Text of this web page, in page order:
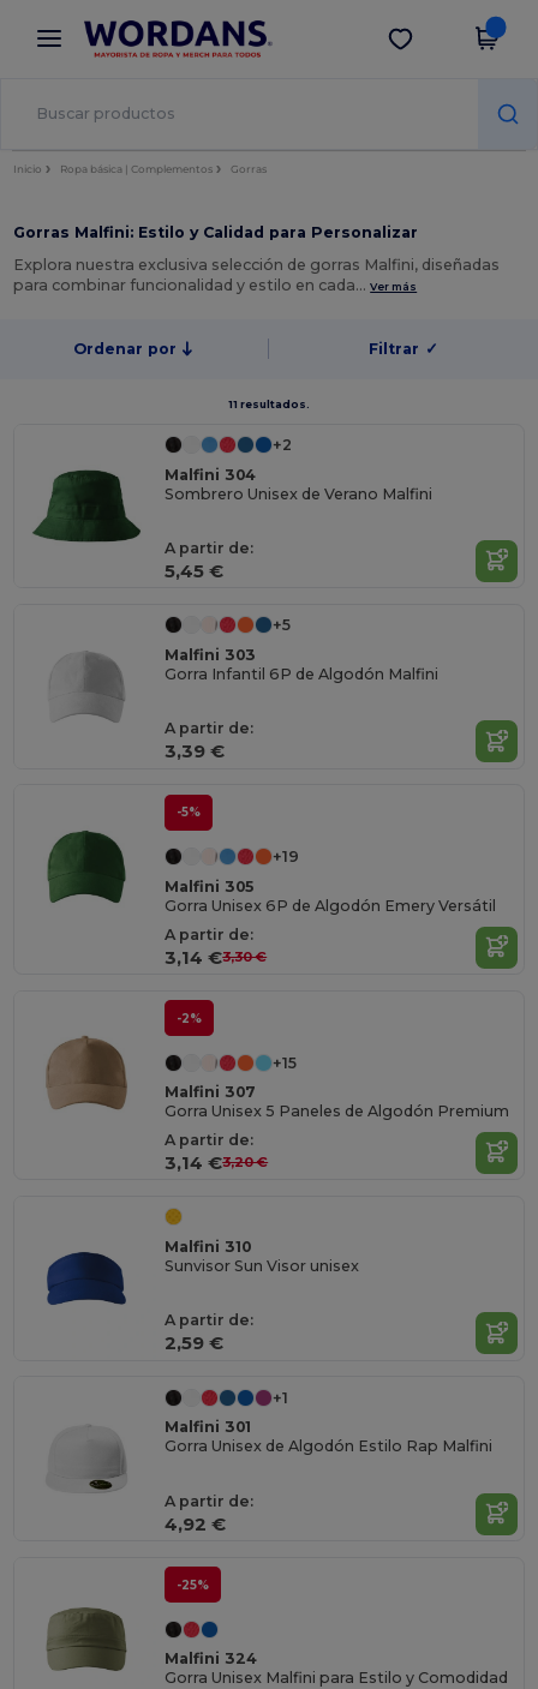
× App de Wordans
¡Mejores precios en app!
Descargar app
Inicio Ropa básica | Complementos Gorras
Gorras Malfini: Estilo y Calidad para Personalizar
Explora nuestra exclusiva selección de gorras Malfini, diseñadas
para combinar funcionalidad y estilo en cada…Ver más
Ordenar por Filtrar ✓
11 resultados.
+2
Malfini 304
Sombrero Unisex de Verano Malfini
A partir de:
5,45 €
+5
Malfini 303
Gorra Infantil 6P de Algodón Malfini
A partir de:
3,39 €
-5%
+19
Malfini 305
Gorra Unisex 6P de Algodón Emery Versátil
A partir de:
3,14 €3,30 €
-2%
+15
Malfini 307
Gorra Unisex 5 Paneles de Algodón Premium
A partir de:
3,14 €3,20 €
Malfini 310
Sunvisor Sun Visor unisex
A partir de:
2,59 €
+1
Malfini 301
Gorra Unisex de Algodón Estilo Rap Malfini
A partir de:
4,92 €
-25%
Malfini 324
Gorra Unisex Malfini para Estilo y Comodidad